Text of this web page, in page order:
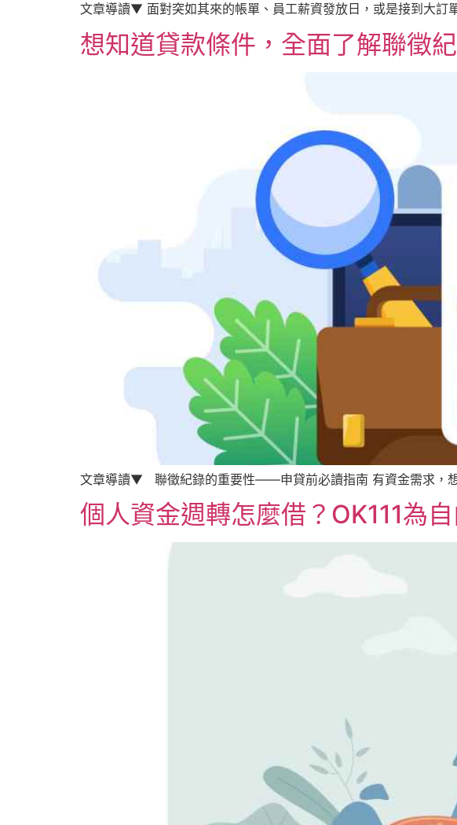
文章導讀▼ 面對突如其來的帳單、員工薪資發放日，或是接到大
想知道貸款條件，全面了解聯徵
文章導讀▼ 聯徵紀錄的重要性——申貸前必讀指南 有資金需求，
個人資金週轉怎麼借？OK111為